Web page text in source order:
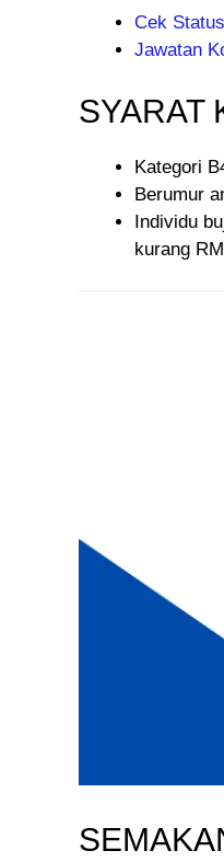
Cek
Jawatan
SYARAT
Kategori
Berumur
Individu
kurang